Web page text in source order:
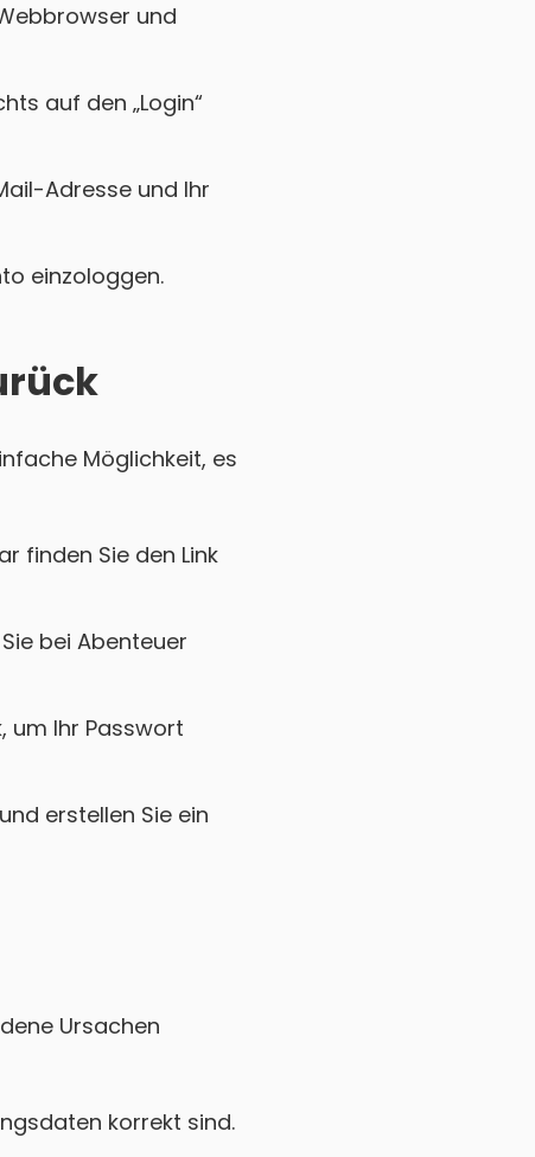
und
auf den „Login“
Adresse und Ihr
einzologgen.
Möglichkeit, es
finden Sie den Link
bei Abenteuer
um Ihr Passwort
erstellen Sie ein
Ursachen
korrekt sind.